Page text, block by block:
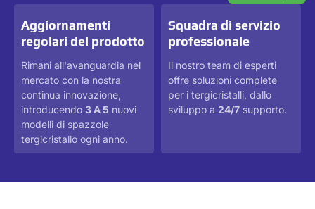
Aggiornamenti
regolari del prodotto
Rimani all'avanguardia nel
mercato con la nostra
continua innovazione,
introducendo 3 A 5 nuovi
modelli di spazzole
tergicristallo ogni anno.
Squadra di servizio
professionale
Il nostro team di esperti
offre soluzioni complete
per i tergicristalli, dallo
sviluppo a 24/7 supporto.